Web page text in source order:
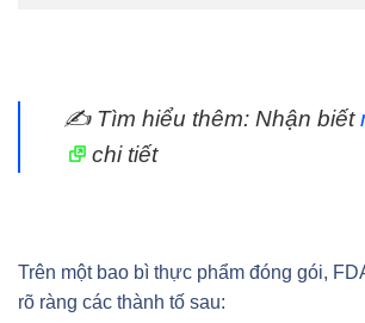
✍️ Tìm hiểu thêm: Nhận biết
chi tiết
Trên một bao bì thực phẩm đóng gói,
rõ ràng các thành tố sau: